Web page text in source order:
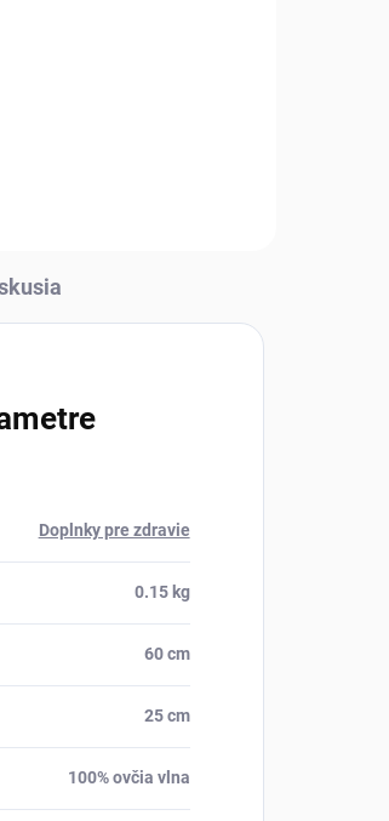
Doplnky pre zdravie
0.15 kg
60 cm
25 cm
100% ovčia vlna